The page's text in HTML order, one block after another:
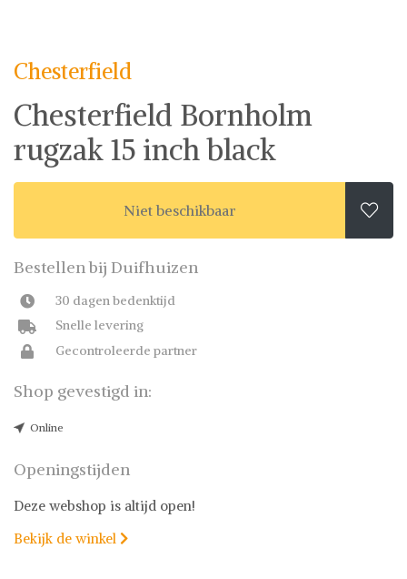
Chesterfield
Chesterfield Bornholm
rugzak 15 inch black
Niet beschikbaar 
Bestellen bij Duifhuizen
30 dagen bedenktijd
Snelle levering
Gecontroleerde partner
Shop gevestigd in:
Online
Openingstijden
Deze webshop is altijd open!
Bekijk de winkel 